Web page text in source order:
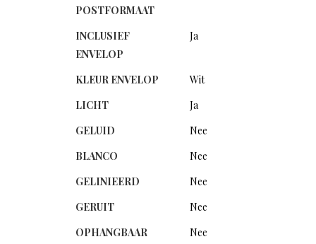
POSTFORMAAT
INCLUSIEF
ENVELOP
Ja
KLEUR ENVELOP
Wit
LICHT
Ja
GELUID
Nee
BLANCO
Nee
GELINIEERD
Nee
GERUIT
Nee
OPHANGBAAR
Nee